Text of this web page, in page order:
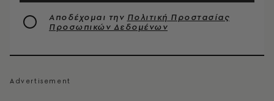
Αποδέχομαι την Πολιτική Προστασίας
Προσωπικών Δεδομένων